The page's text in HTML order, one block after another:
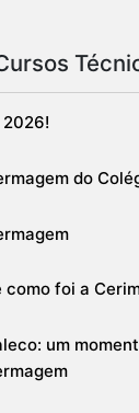
2026!
do
como foi a
um